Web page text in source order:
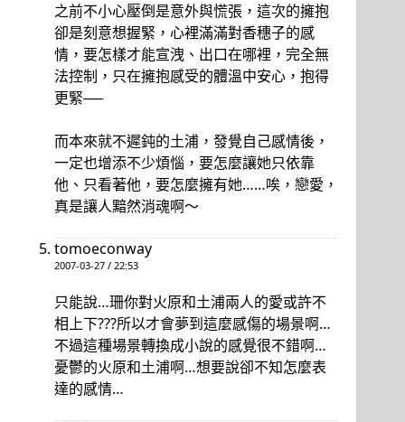
之前不小心壓倒是意外與慌張，這次的擁抱
卻是刻意想握緊，心裡滿滿對香穗子的感
情，要怎樣才能宣洩、出口在哪裡，完全無
法控制，只在擁抱感受的體溫中安心，抱得
更緊──
而本來就不遲鈍的土浦，發覺自己感情後，
一定也增添不少煩惱，要怎麼讓她只依靠
他、只看著他，要怎麼擁有她……唉，戀愛，
真是讓人黯然消魂啊～
tomoeconway
2007-03-27 / 22:53
只能說…珊你對火原和土浦兩人的愛或許不
相上下???所以才會夢到這麼感傷的場景啊…
不過這種場景轉換成小說的感覺很不錯啊…
憂鬱的火原和土浦啊…想要說卻不知怎麼表
達的感情…